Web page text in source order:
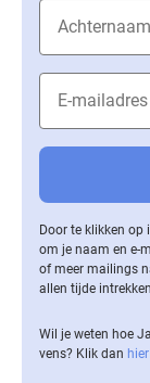
Door te klikken op
om je naam en e-
of meer mailings
allen tijde
Wil je weten hoe
vens? Klik dan hier